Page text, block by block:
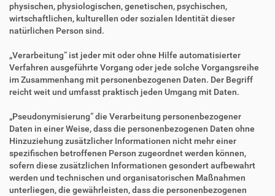
physischen, physiologischen, genetischen, psychischen,
wirtschaftlichen, kulturellen oder sozialen Identität dieser
natürlichen Person sind.
„Verarbeitung“ ist jeder mit oder ohne Hilfe automatisierter
Verfahren ausgeführte Vorgang oder jede solche Vorgangsreihe
im Zusammenhang mit personenbezogenen Daten. Der Begriff
reicht weit und umfasst praktisch jeden Umgang mit Daten.
„Pseudonymisierung“ die Verarbeitung personenbezogener
Daten in einer Weise, dass die personenbezogenen Daten ohne
Hinzuziehung zusätzlicher Informationen nicht mehr einer
spezifischen betroffenen Person zugeordnet werden können,
sofern diese zusätzlichen Informationen gesondert aufbewahrt
werden und technischen und organisatorischen Maßnahmen
unterliegen, die gewährleisten, dass die personenbezogenen